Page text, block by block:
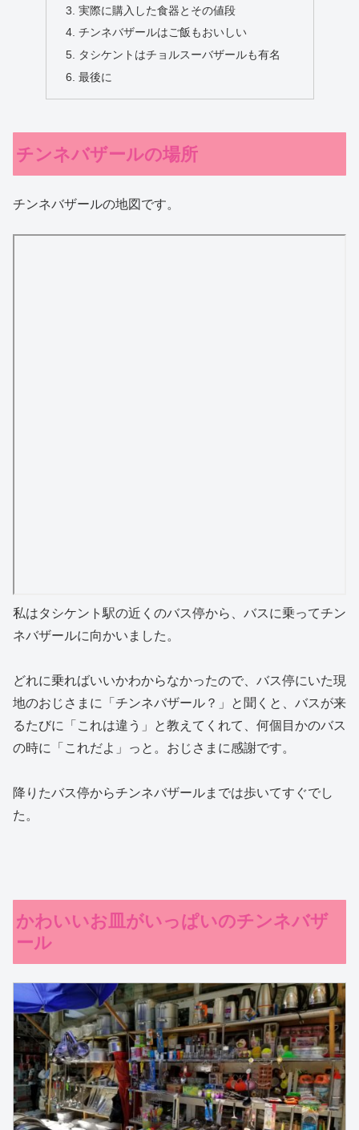
実際に購入した食器とその値段
チンネバザールはご飯もおいしい
タシケントはチョルスーバザールも有名
最後に
チンネバザールの場所
チンネバザールの地図です。
私はタシケント駅の近くのバス停から、バスに乗ってチン
ネバザールに向かいました。
どれに乗ればいいかわからなかったので、バス停にいた現
地のおじさまに「チンネバザール？」と聞くと、バスが来
るたびに「これは違う」と教えてくれて、何個目かのバス
の時に「これだよ」っと。おじさまに感謝です。
降りたバス停からチンネバザールまでは歩いてすぐでし
た。
かわいいお皿がいっぱいのチンネバザ
ール